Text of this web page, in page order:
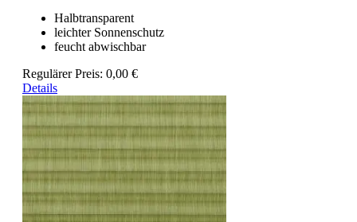
Halbtransparent
leichter Sonnenschutz
feucht abwischbar
Regulärer Preis: 0,00 €
Details